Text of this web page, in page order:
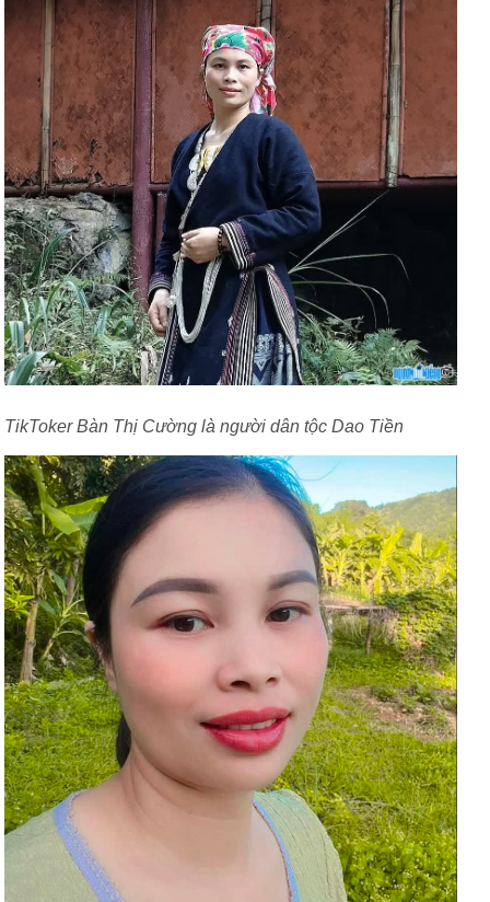
TikToker Bàn Thị Cường là người dân tộc Dao Tiền